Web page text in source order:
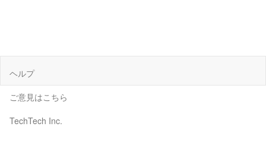
ヘルプ
ご意見はこちら
TechTech Inc.